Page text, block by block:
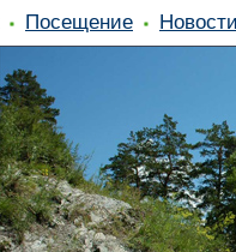
Посещение